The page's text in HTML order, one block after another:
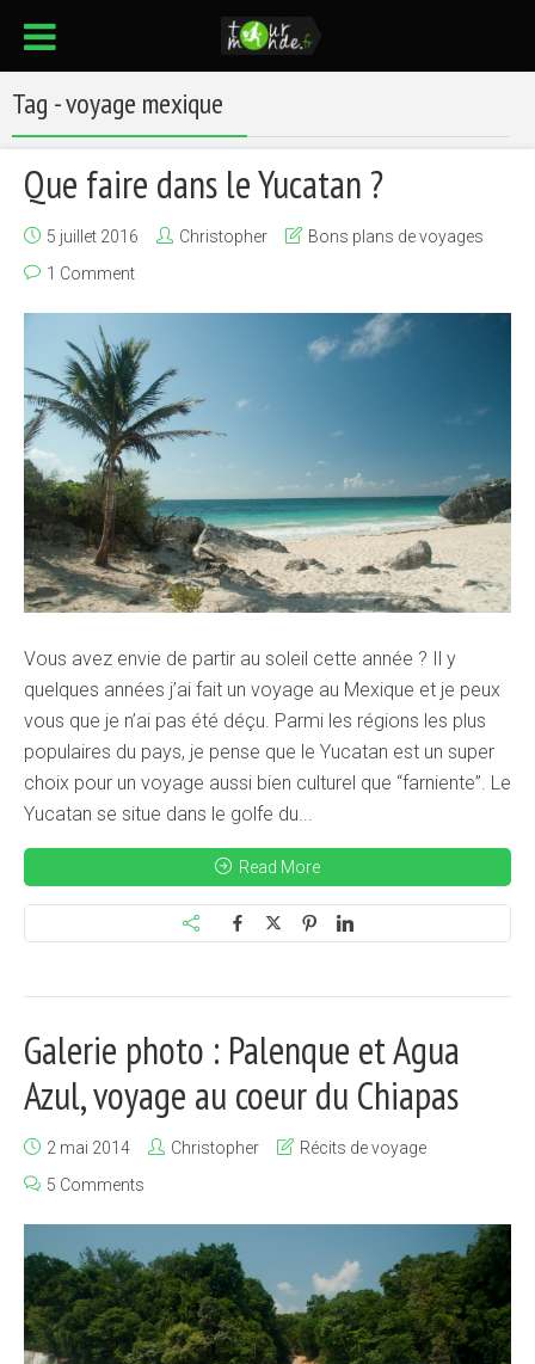
Tag - voyage mexique
Que faire dans le Yucatan ?
5 juillet 2016 Christopher
Bons plans de voyages
1 Comment
Vous avez envie de partir au soleil cette année ? Il y
quelques années j’ai fait un voyage au Mexique et je peux
vous que je n’ai pas été déçu. Parmi les régions les plus
populaires du pays, je pense que le Yucatan est un super
choix pour un voyage aussi bien culturel que “farniente”. Le
Yucatan se situe dans le golfe du...
Read More
Galerie photo : Palenque et Agua
Azul, voyage au coeur du Chiapas
2 mai 2014 Christopher
Récits de voyage
5 Comments